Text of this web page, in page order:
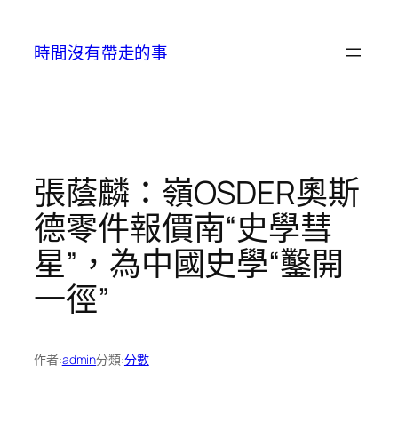
時間沒有帶走的事
張蔭麟：嶺OSDER奧斯
德零件報價南“史學彗
星”，為中國史學“鑿開
一徑”
作者:admin分類:分數